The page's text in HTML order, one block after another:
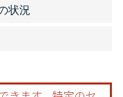
状況